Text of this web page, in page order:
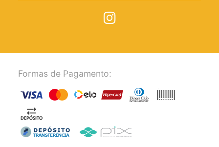
Formas de Pagamento: